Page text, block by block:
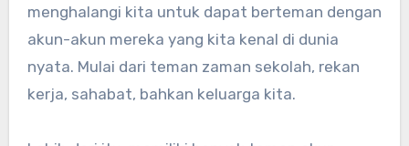
menghalangi kita untuk dapat berteman dengan
akun-akun mereka yang kita kenal di dunia
nyata. Mulai dari teman zaman sekolah, rekan
kerja, sahabat, bahkan keluarga kita.